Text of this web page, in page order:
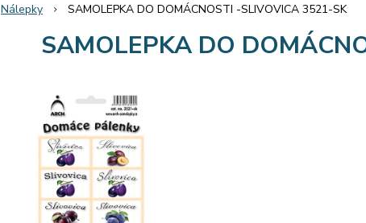
Nálepky SAMOLEPKA DO DOMÁCNOSTI -SLIVOVICA 3521-SK
SAMOLEPKA DO